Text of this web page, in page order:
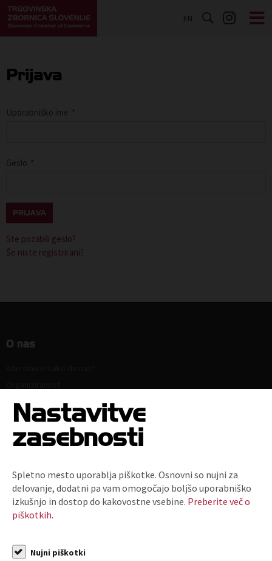
EN
Prijava
Uporabniško ime *
Geslo *
PRIJAVA
Ste pozabili geslo?
Še niste registrirani?
O nas
Strokovne komisije in sekcije
Poslanstvo, vrednote, vizija
Principi in področja delovanja
Zaposlitev
Politika zasebnosti
Kodeks za zmanjšanje prodaje plastičnih nosilnih vrečk
Članstvo
Nastavitve
zasebnosti
Spletno mesto uporablja piškotke. Osnovni so nujni za
delovanje, dodatni pa vam omogočajo boljšo uporabniško
izkušnjo in dostop do kakovostne vsebine. Preberite več o
piškotkih.
Nujni piškotki